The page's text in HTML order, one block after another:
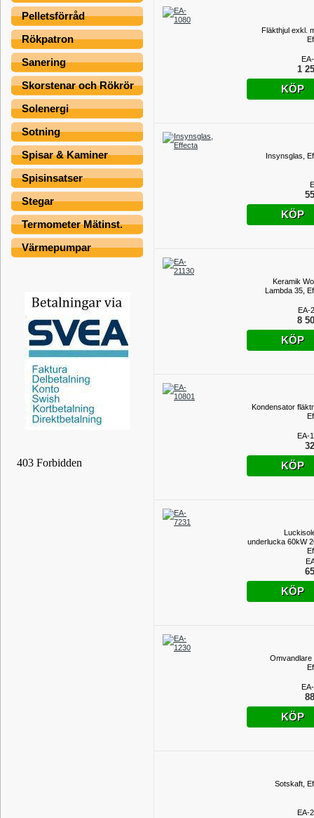
Pelletsförråd
Rökpatron
Sanering
Skorstenar och Rökrör
Solenergi
Sotning
Spisar & Kaminer
Spisinsatser
Stegar
Termometer Mätinst.
Värmepumpar
Fläkthjul exkl.
1
KÖP
Insynsglas,
KÖP
Keramik
Lambda 35,
EA-
8
KÖP
Kondensator
EA-
KÖP
underlucka 60kW
KÖP
Omvandlare
KÖP
Sotskaft,
EA-